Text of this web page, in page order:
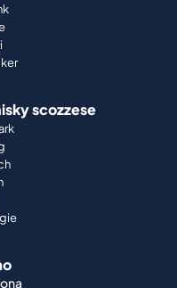
scozzese